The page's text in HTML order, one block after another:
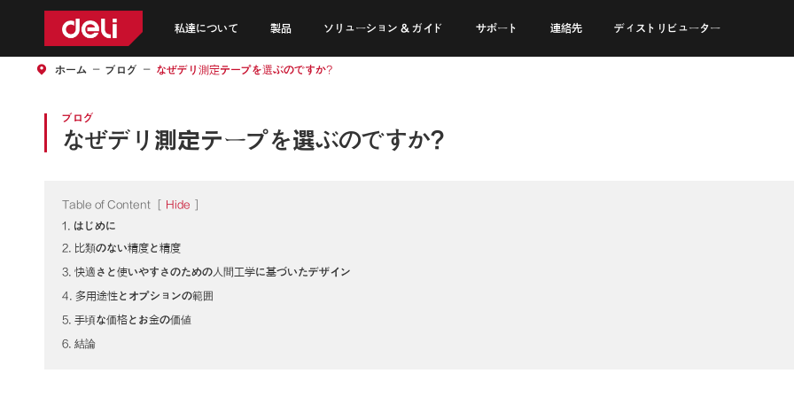
私達について 製品 ソリューション & ガイド サポート 連絡先 ディストリビューター
ホーム ブログ なぜデリ測定テープを選ぶのですか?
ブログ
なぜデリ測定テープを選ぶのですか?
Table of Content Hide
1. はじめに
2. 比類のない精度と精度
3. 快適さと使いやすさのための人間工学に基づいたデザイン
4. 多用途性とオプションの範囲
5. 手頃な価格とお金の価値
6. 結論